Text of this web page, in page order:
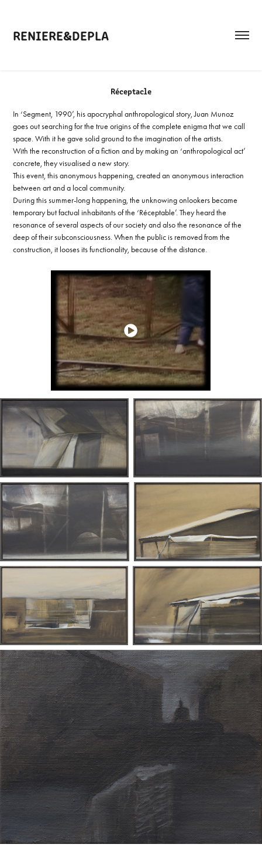
RENIERE&DEPLA
Réceptacle
In ‘Segment, 1990’, his apocryphal anthropological story, Juan Munoz
goes out searching for the true origins of the complete enigma that we call
space. With it he gave solid ground to the imagination of the artists.
With the reconstruction of a fiction and by making an ‘anthropological act’
concrete, they visualised a new story.
This event, this anonymous happening, created an anonymous interaction
between art and a local community.
During this summer-long happening, the unknowing onlookers became
temporary but factual inhabitants of the ‘Réceptable’. They heard the
resonance of several aspects of our society and also the resonance of the
deep of their subconsciousness. When the public is removed from the
construction, it looses its functionality, because of the distance.